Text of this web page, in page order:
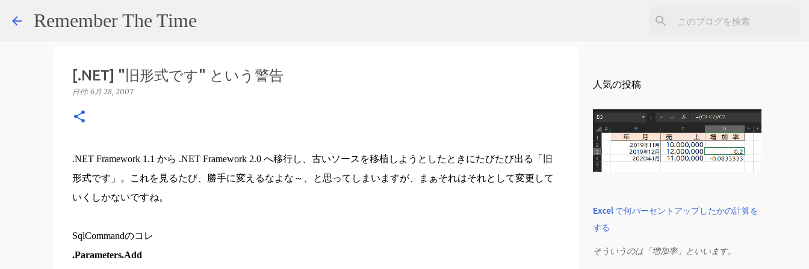
Remember The Time
[.NET] "旧形式です" という警告
日付: 6月 28, 2007
.NET Framework 1.1 から .NET Framework 2.0 へ移行し、古いソースを移植しようとしたときにたびたび出る「旧
形式です」。これを見るたび、勝手に変えるなよな～、と思ってしまいますが、まぁそれはそれとして変更して
いくしかないですね。
SqlCommandのコレ
.Parameters.Add
人気の投稿
Excel で何パーセントアップしたかの計算を
する
そういうのは「増加率」といいます。